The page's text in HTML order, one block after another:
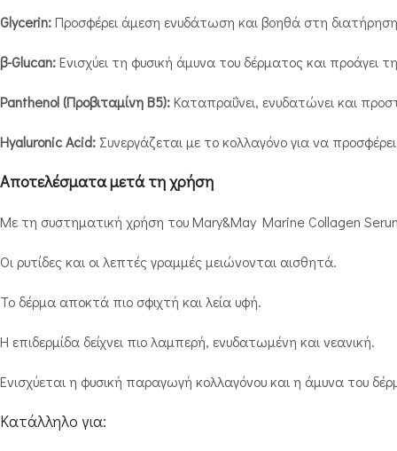
Glycerin:Προσφέρει άμεση ενυδάτωση και βοηθά στη
β-Glucan:Ενισχύει τη φυσική άμυνα του δέρματος και προάγει
Panthenol (Προβιταμίνη Β5):Καταπραΰνει, ενυδατώνει και
Hyaluronic Acid: Συνεργάζεται με το κολλαγόνο για να
Αποτελέσματα μετά τη χρήση
Με τη συστηματική χρήση του Mary&May Marine Collagen
Οι ρυτίδες και οι λεπτές γραμμές μειώνονται αισθητά.
Το δέρμα αποκτά πιο σφιχτή και λεία υφή.
Η επιδερμίδα δείχνει πιο λαμπερή, ενυδατωμένη και νεανική.
Ενισχύεται η φυσική παραγωγή κολλαγόνου και η άμυνα του
Κατάλληλο για: